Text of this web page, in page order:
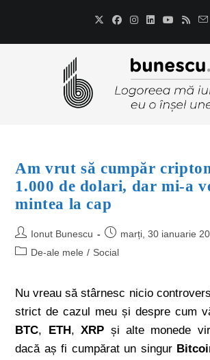
Am vrut să cumpăr
1.000 de dolari, dar mi-a
mintea la cap
Ionut Bunescu
marți, 30 ianuarie
De-ale mele / Social
Nu vreau să stârnesc nicio
strict de cazul meu și despre cum
BTC, ETH,XRP și alte monede
dacă aș fi cumpărat un singur